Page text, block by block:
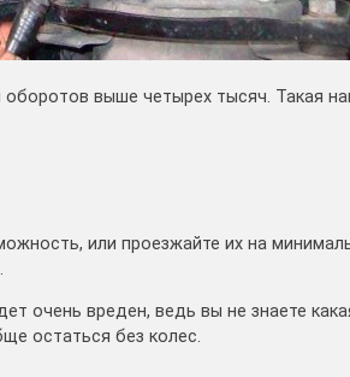
выше четырех тысяч. Такая
или проезжайте их на
очень вреден, ведь вы не знаете
остаться без колес.